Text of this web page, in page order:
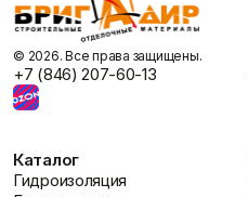
©️ 2026. Все права защищены.
+7 (846) 207-60-13
Каталог
Гидроизоляция